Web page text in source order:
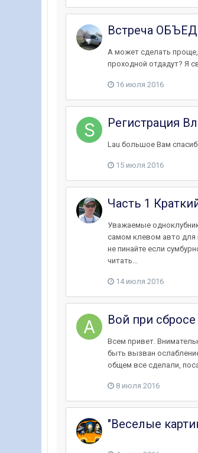
Встреча
А может сделать проще,
проходной отдадут? Я
16 июля 2016
Регистрация
Lau большое Вам
15 июля 2016
Часть 1
Уважаемые
самом клевом авто для
не пинайте если
читать...
14 июля 2016
Вой при
Всем привет.
быть вызван
общем все сделали,
8 июля 2016
"Веселые